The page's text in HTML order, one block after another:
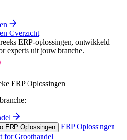
Overzicht
ERP-oplossingen, ontwikkeld
experts uit jouw branche.
ERP Oplossingen
ERP Oplossingen
ERP Oplossingen
for Groothandel